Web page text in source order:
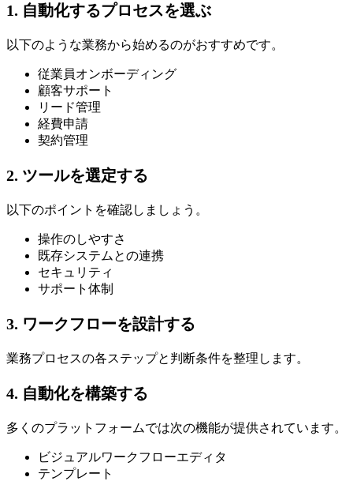
1. 自動化するプロセスを選ぶ
以下のような業務から始めるのがおすすめです。
従業員オンボーディング
顧客サポート
リード管理
経費申請
契約管理
2. ツールを選定する
以下のポイントを確認しましょう。
操作のしやすさ
既存システムとの連携
セキュリティ
サポート体制
3. ワークフローを設計する
業務プロセスの各ステップと判断条件を整理します。
4. 自動化を構築する
多くのプラットフォームでは次の機能が提供されています。
ビジュアルワークフローエディタ
テンプレート